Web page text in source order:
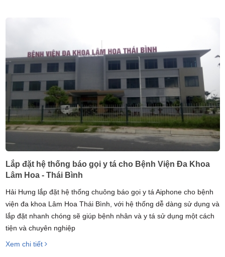
Lắp đặt hệ thống báo gọi y tá cho Bệnh Viện Đa Khoa
Lâm Hoa - Thái Bình
Hải Hưng lắp đặt hệ thống chuông báo gọi y tá Aiphone cho bệnh
viện đa khoa Lâm Hoa Thái Bình, với hệ thống dễ dàng sử dụng và
lắp đặt nhanh chóng sẽ giúp bệnh nhân và y tá sử dụng một cách
tiện và chuyên nghiệp
Xem chi tiết